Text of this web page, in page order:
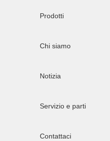
Prodotti
Chi siamo
Notizia
Servizio e parti
Contattaci